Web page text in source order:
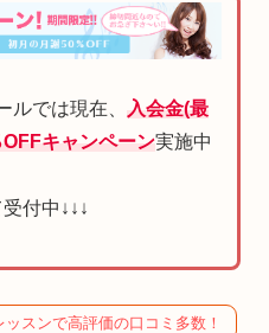
ルでは現在、 入会金(最
キャンペーン実施中
付中↓↓↓
スンで高評価の口コミ多数！